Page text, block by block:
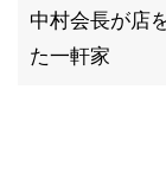
中村会長が店
た一軒家